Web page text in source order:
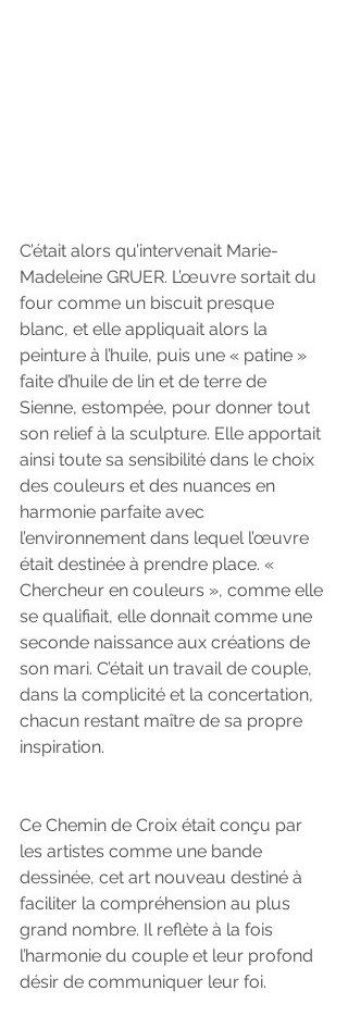
C’était alors qu’intervenait Marie-
Madeleine GRUER. L’œuvre sortait du
four comme un biscuit presque
blanc, et elle appliquait alors la
peinture à l’huile, puis une « patine »
faite d’huile de lin et de terre de
Sienne, estompée, pour donner tout
son relief à la sculpture. Elle apportait
ainsi toute sa sensibilité dans le choix
des couleurs et des nuances en
harmonie parfaite avec
l’environnement dans lequel l’œuvre
était destinée à prendre place. «
Chercheur en couleurs », comme elle
se qualifiait, elle donnait comme une
seconde naissance aux créations de
son mari. C’était un travail de couple,
dans la complicité et la concertation,
chacun restant maître de sa propre
inspiration.
Ce Chemin de Croix était conçu par
les artistes comme une bande
dessinée, cet art nouveau destiné à
faciliter la compréhension au plus
grand nombre. Il reflète à la fois
l’harmonie du couple et leur profond
désir de communiquer leur foi.